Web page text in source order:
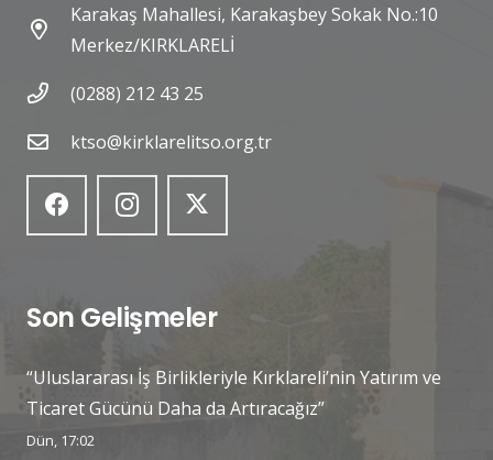
Karakaş Mahallesi, Karakaşbey Sokak No.:10
Merkez/KIRKLARELİ
(0288) 212 43 25
ktso@kirklarelitso.org.tr
Son Gelişmeler
“Uluslararası İş Birlikleriyle Kırklareli’nin Yatırım ve
Ticaret Gücünü Daha da Artıracağız”
Dün, 17:02